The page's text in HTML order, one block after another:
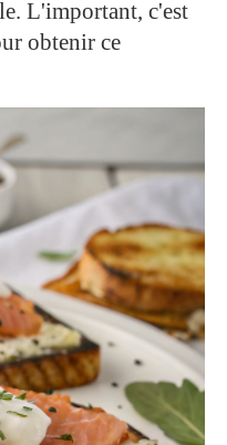
L'important, c'est
obtenir ce